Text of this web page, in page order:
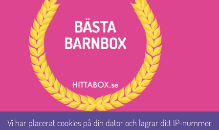
Vi har placerat cookies på din dator och lagrar ditt IP-nummer